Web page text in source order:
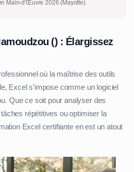
Main-d'Œuvre 2026 (Mayotte).
() : Élargissez
où la maîtrise des outils
Excel s'impose comme un logiciel
Que ce soit pour analyser des
répétitives ou optimiser la
Excel certifiante en est un atout